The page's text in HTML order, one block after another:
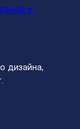
и
дизайна,